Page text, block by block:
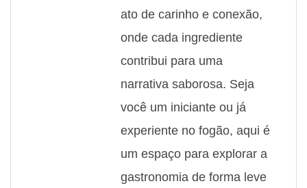
ato de carinho e conexão,
onde cada ingrediente
contribui para uma
narrativa saborosa. Seja
você um iniciante ou já
experiente no fogão, aqui é
um espaço para explorar a
gastronomia de forma leve